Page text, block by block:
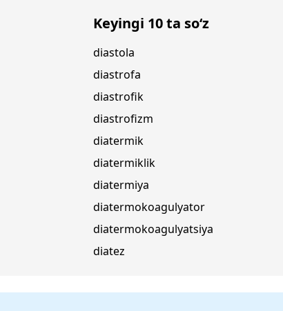
Keyingi 10 ta so‘z
diastola
diastrofa
diastrofik
diastrofizm
diatermik
diatermiklik
diatermiya
diatermokoagulyator
diatermokoagulyatsiya
diatez